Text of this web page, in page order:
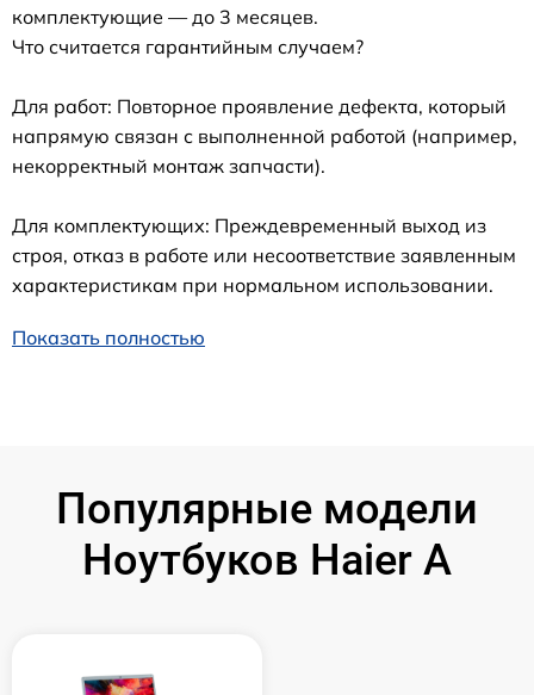
комплектующие — до 3 месяцев.
Что считается гарантийным случаем?
Для работ: Повторное проявление дефекта, который
напрямую связан с выполненной работой (например,
некорректный монтаж запчасти).
Для комплектующих: Преждевременный выход из
строя, отказ в работе или несоответствие заявленным
характеристикам при нормальном использовании.
Показать полностью
Популярные модели
Ноутбуков Haier A